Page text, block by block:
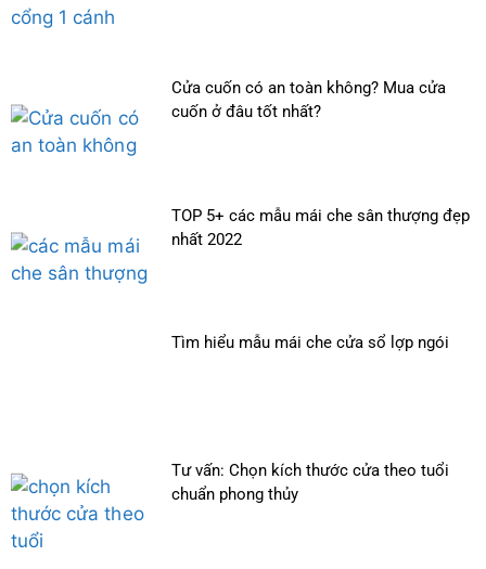
Cửa cuốn có an toàn không? Mua cửa
cuốn ở đâu tốt nhất?
TOP 5+ các mẫu mái che sân thượng đẹp
nhất 2022
Tìm hiểu mẫu mái che cửa sổ lợp ngói
Tư vấn: Chọn kích thước cửa theo tuổi
chuẩn phong thủy